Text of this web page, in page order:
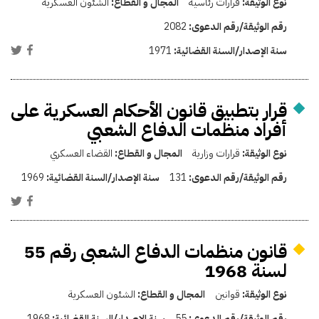
رقم الوثيقة/رقم الدعوى: 2082
سنة الإصدار/السنة القضائية: 1971
قرار بتطبيق قانون الأحكام العسكرية على
أفراد منظمات الدفاع الشعبي
نوع الوثيقة: قرارات وزارية المجال و القطاع: القضاء العسكري
رقم الوثيقة/رقم الدعوى: 131 سنة الإصدار/السنة القضائية: 1969
قانون منظمات الدفاع الشعبى رقم 55
لسنة 1968
نوع الوثيقة: قوانين المجال و القطاع: الشئون العسكرية